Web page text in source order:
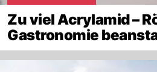
Zu viel Acrylamid –
Gastronomie